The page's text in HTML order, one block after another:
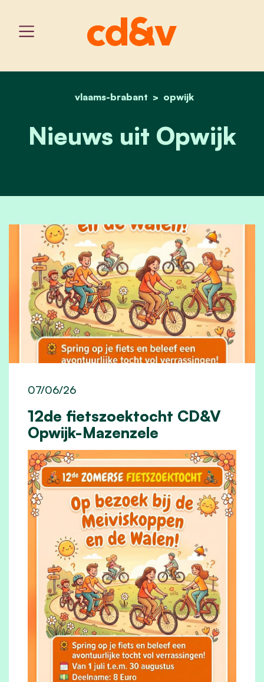
home
vlaams-brabant opwijk
nieuws uit opwijk
Nieuws uit Opwijk
12de fietszoektocht CD&V
Opwijk-Mazenzele
07/06/26